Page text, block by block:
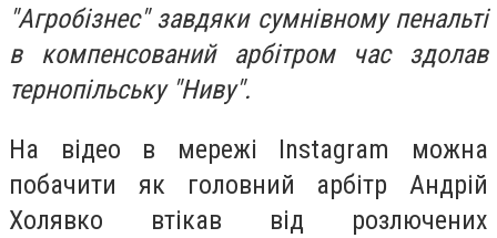
"Агробізнес" завдяки сумнівному пенальті
в компенсований арбітром час здолав
тернопільську "Ниву".
На відео в мережі Instagram можна
побачити як головний арбітр Андрій
Холявко втікав від розлючених